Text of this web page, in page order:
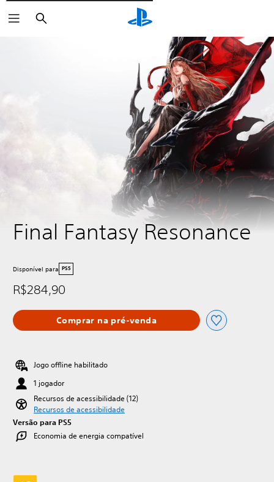
Pesquisar
Final Fantasy Resonance
Disponível para PS5
R$284,90
Comprar na pré-venda
Jogo offline habilitado
1 jogador
Recursos de acessibilidade (12)
Recursos de acessibilidade
Versão para PS5
Economia de energia compatível